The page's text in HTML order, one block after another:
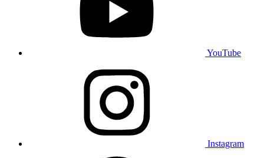
YouTube
Instagram